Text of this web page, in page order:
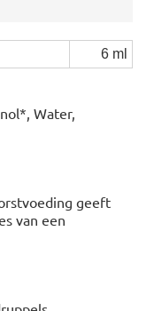
6 ml
Water,
geeft
van een